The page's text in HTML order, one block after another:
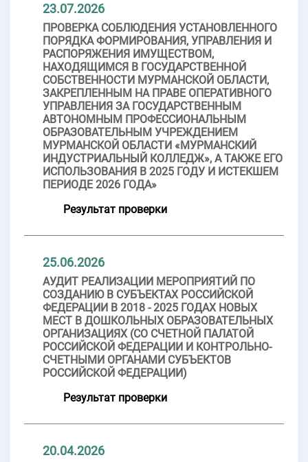
23.07.2026
ПРОВЕРКА СОБЛЮДЕНИЯ УСТАНОВЛЕННОГО
ПОРЯДКА ФОРМИРОВАНИЯ, УПРАВЛЕНИЯ И
РАСПОРЯЖЕНИЯ ИМУЩЕСТВОМ,
НАХОДЯЩИМСЯ В ГОСУДАРСТВЕННОЙ
СОБСТВЕННОСТИ МУРМАНСКОЙ ОБЛАСТИ,
ЗАКРЕПЛЕННЫМ НА ПРАВЕ ОПЕРАТИВНОГО
УПРАВЛЕНИЯ ЗА ГОСУДАРСТВЕННЫМ
АВТОНОМНЫМ ПРОФЕССИОНАЛЬНЫМ
ОБРАЗОВАТЕЛЬНЫМ УЧРЕЖДЕНИЕМ
МУРМАНСКОЙ ОБЛАСТИ «МУРМАНСКИЙ
ИНДУСТРИАЛЬНЫЙ КОЛЛЕДЖ», А ТАКЖЕ ЕГО
ИСПОЛЬЗОВАНИЯ В 2025 ГОДУ И ИСТЕКШЕМ
ПЕРИОДЕ 2026 ГОДА»
Результат проверки
25.06.2026
АУДИТ РЕАЛИЗАЦИИ МЕРОПРИЯТИЙ ПО
СОЗДАНИЮ В СУБЪЕКТАХ РОССИЙСКОЙ
ФЕДЕРАЦИИ В 2018 - 2025 ГОДАХ НОВЫХ
МЕСТ В ДОШКОЛЬНЫХ ОБРАЗОВАТЕЛЬНЫХ
ОРГАНИЗАЦИЯХ (СО СЧЕТНОЙ ПАЛАТОЙ
РОССИЙСКОЙ ФЕДЕРАЦИИ И КОНТРОЛЬНО-
СЧЕТНЫМИ ОРГАНАМИ СУБЪЕКТОВ
РОССИЙСКОЙ ФЕДЕРАЦИИ)
Результат проверки
20.04.2026